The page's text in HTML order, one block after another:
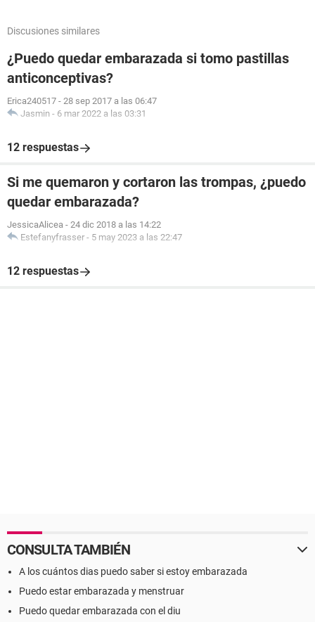
Discusiones similares
¿Puedo quedar embarazada si tomo pastillas
anticonceptivas?
Erica240517 - 28 sep 2017 a las 06:47
Jasmin - 6 mar 2022 a las 03:31
12 respuestas
Si me quemaron y cortaron las trompas, ¿puedo
quedar embarazada?
JessicaAlicea - 24 dic 2018 a las 14:22
Estefanyfrasser - 5 may 2023 a las 22:47
12 respuestas
CONSULTA TAMBIÉN
A los cuántos dias puedo saber si estoy embarazada
Puedo estar embarazada y menstruar
Puedo quedar embarazada con el diu